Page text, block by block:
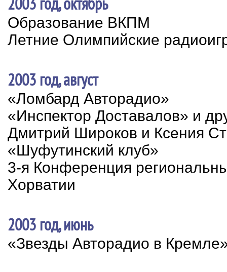
Образование ВКПМ
Летние Олимпийские
2003 год, август
«Ломбард Авторадио»
«Инспектор Доставалов» и
Дмитрий Широков и Ксения
«Шуфутинский клуб»
3-я Конференция
Хорватии
2003 год, июнь
«Звезды Авторадио в